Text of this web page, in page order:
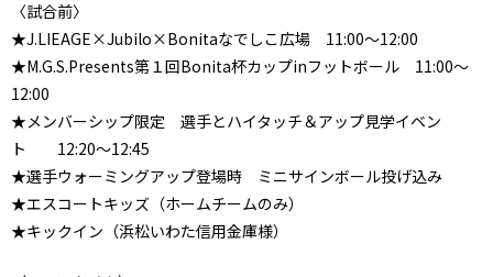
〈試合前〉
★J.LIEAGE×Jubilo×Bonitaなでしこ広場 11:00～12:00
★M.G.S.Presents第１回Bonita杯カップinフットボール 11:00～
12:00
★メンバーシップ限定 選手とハイタッチ＆アップ見学イベン
ト 12:20～12:45
★選手ウォーミングアップ登場時 ミニサインボール投げ込み
★エスコートキッズ（ホームチームのみ）
★キックイン（浜松いわた信用金庫様）